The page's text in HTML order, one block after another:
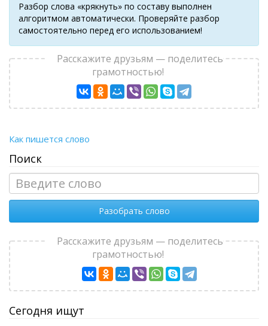
Разбор слова «крякнуть» по составу выполнен
алгоритмом автоматически. Проверяйте разбор
самостоятельно перед его использованием!
Расскажите друзьям — поделитесь
грамотностью!
Как пишется слово
Поиск
Разобрать слово
Расскажите друзьям — поделитесь
грамотностью!
Сегодня ищут